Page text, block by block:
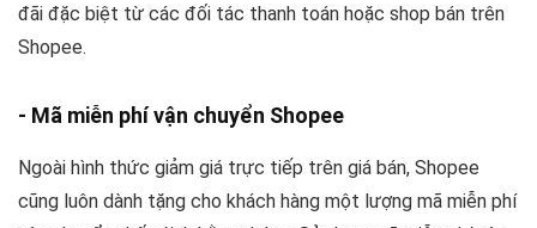
đãi đặc biệt từ các đối tác thanh toán hoặc shop bán trên
Shopee.
- Mã miễn phí vận chuyển Shopee
Ngoài hình thức giảm giá trực tiếp trên giá bán, Shopee
cũng luôn dành tặng cho khách hàng một lượng mã miễn phí